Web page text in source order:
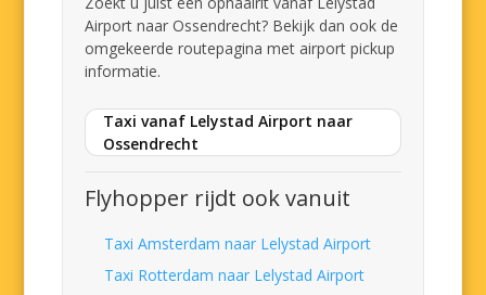
Airport naar Ossendrecht? Bekijk dan ook de
omgekeerde routepagina met airport pickup
informatie.
Taxi vanaf Lelystad Airport naar
Ossendrecht
Flyhopper rijdt ook vanuit
Taxi Amsterdam naar Lelystad Airport
Taxi Rotterdam naar Lelystad Airport